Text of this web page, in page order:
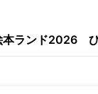
本ランド2026